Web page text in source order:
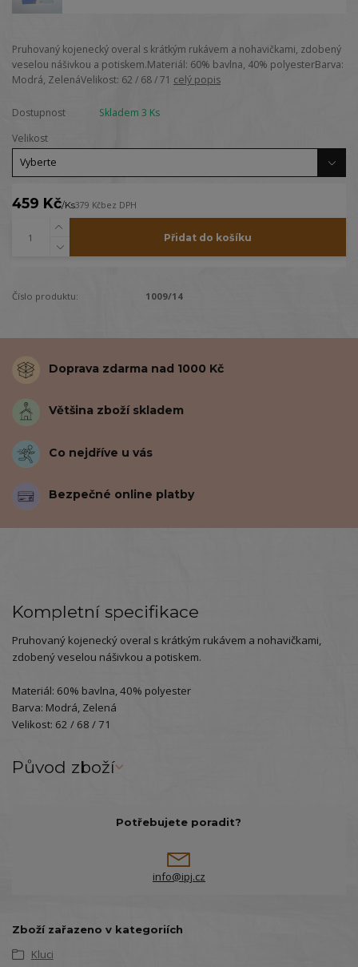
Pruhovaný kojenecký overal s krátkým rukávem a nohavičkami, zdobený
veselou nášivkou a potiskem.Materiál: 60% bavlna, 40% polyesterBarva:
Modrá, ZelenáVelikost: 62 / 68 / 71 celý popis
Dostupnost
Skladem 3 Ks
Velikost
459 Kč/Ks379 Kčbez DPH
Přidat do košíku
Číslo produktu: 1009/14
Doprava zdarma nad 1000 Kč
Většina zboží skladem
Co nejdříve u vás
Bezpečné online platby
Kompletní specifikace
Pruhovaný kojenecký overal s krátkým rukávem a nohavičkami,
zdobený veselou nášivkou a potiskem.
Materiál: 60% bavlna, 40% polyester
Barva: Modrá, Zelená
Velikost: 62 / 68 / 71
Původ zboží
Potřebujete poradit?
info@ipj.cz
Zboží zařazeno v kategoriích
Kluci